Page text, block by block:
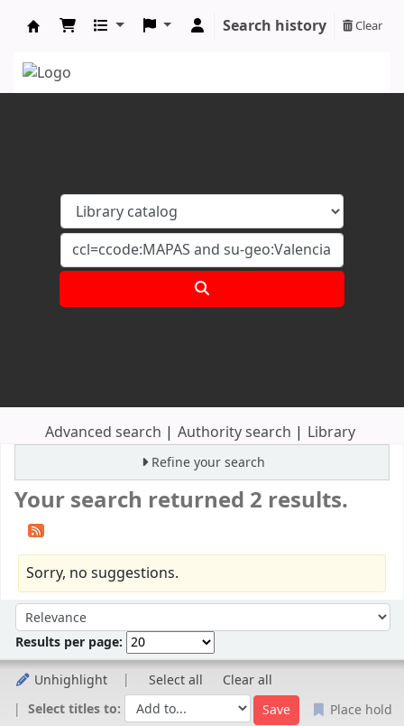
Search history Clear
Advanced search Authority search Library
Refine your search
Your search returned 2 results.
Sorry, no suggestions.
Sort by:
Results per page:
Unhighlight Select all
Clear all
Select titles to:
Place hold